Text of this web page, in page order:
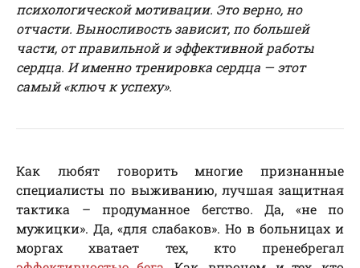
психологической мотивации. Это верно, но
отчасти. Выносливость зависит, по большей
части, от правильной и эффективной работы
сердца. И именно тренировка сердца — этот
самый «ключ к успеху».
Как любят говорить многие признанные
специалисты по выживанию, лучшая защитная
тактика – продуманное бегство. Да, «не по
мужицки». Да, «для слабаков». Но в больницах и
моргах хватает тех, кто пренебрегал